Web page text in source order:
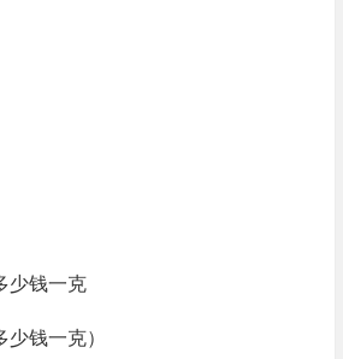
少钱一克）